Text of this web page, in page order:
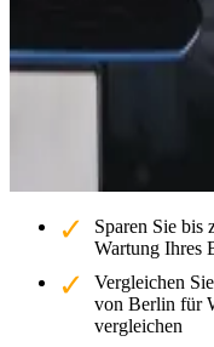
Sparen Sie bis
Wartung Ihres
Vergleichen
von Berlin für
vergleichen